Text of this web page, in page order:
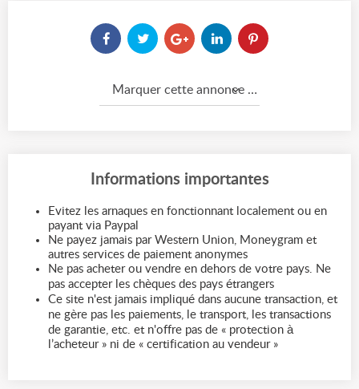
Marquer cette annonce comme...
Informations importantes
Evitez les arnaques en fonctionnant localement ou en
payant via Paypal
Ne payez jamais par Western Union, Moneygram et
autres services de paiement anonymes
Ne pas acheter ou vendre en dehors de votre pays. Ne
pas accepter les chèques des pays étrangers
Ce site n'est jamais impliqué dans aucune transaction, et
ne gère pas les paiements, le transport, les transactions
de garantie, etc. et n'offre pas de « protection à
l’acheteur » ni de « certification au vendeur »